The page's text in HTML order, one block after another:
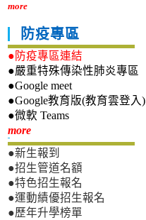
more
防疫專區
●防疫專區連結
●嚴重特殊傳染性肺炎專區
●Google meet
●Google教育版(教育雲登入)
●微軟 Teams
more新生專區
●新生報到
●招生管道名額
●特色招生報名
●運動績優招生報名
●歷年升學榜單